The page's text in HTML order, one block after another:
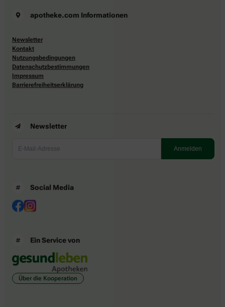
apotheke.com Informationen
Newsletter
Kontakt
Nutzungsbedingungen
Datenschutzbestimmungen
Impressum
Barrierefreiheitserklärung
Newsletter
Social Media
Ein Service von
Über die Kooperation